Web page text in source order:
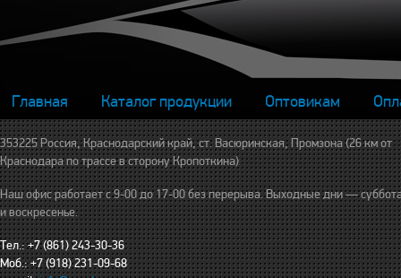
Главная Каталог продукции Оптовикам
353225 Россия, Краснодарский край, ст. Васюринская, Промзона (26 км от
Краснодара по трассе в сторону Кропоткина)
Наш офис работает с 9-00 до 17-00 без перерыва. Выходные дни —
и воскресенье.
Тел.: +7 (861) 243-30-36
Моб.: +7 (918) 231-09-68